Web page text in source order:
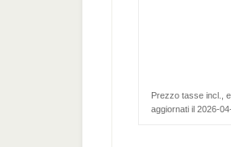
Prezzo tasse incl.,
aggiornati il 2026-